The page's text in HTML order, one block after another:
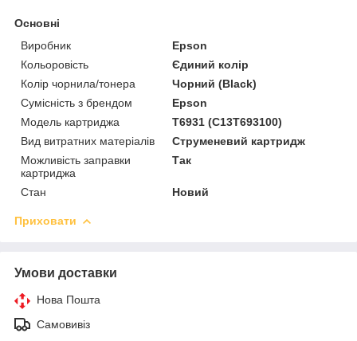
Основні
Виробник
Epson
Кольоровість
Єдиний колір
Колір чорнила/тонера
Чорний (Black)
Сумісність з брендом
Epson
Модель картриджа
T6931 (C13T693100)
Вид витратних матеріалів
Струменевий картридж
Можливість заправки
картриджа
Так
Стан Новий
Приховати
Умови доставки
Нова Пошта
Самовивіз